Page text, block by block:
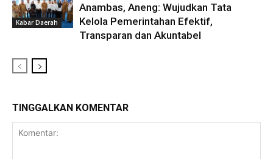
Kabar Daerah
Anambas, Aneng: Wujudkan Tata
Kelola Pemerintahan Efektif,
Transparan dan Akuntabel
TINGGALKAN KOMENTAR